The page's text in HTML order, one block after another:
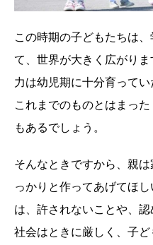
この時期の子どもたちは
て、世界が大きく広がり
力は幼児期に十分育ってい
これまでのものとはまっ
もあるでしょう。
そんなときですから、親
っかりと作ってあげてほ
は、許されないことや、認
社会はときに厳しく、子